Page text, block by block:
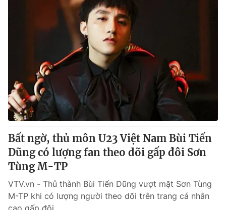
Bất ngờ, thủ môn U23 Việt Nam Bùi Tiến
Dũng có lượng fan theo dõi gấp đôi Sơn
Tùng M-TP
VTV.vn - Thủ thành Bùi Tiến Dũng vượt mặt Sơn Tùng
M-TP khi có lượng người theo dõi trên trang cá nhân
cao gấp đôi.